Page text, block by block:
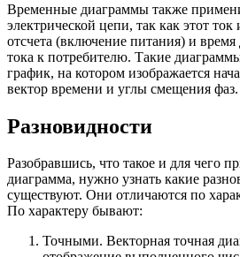
Временные диаграммы также
электрической цепи, так как этот
отсчета (включение питания) и
тока к потребителю. Такие
график, на котором изображается
вектор времени и углы смещения фаз.
Разновидности
Разобравшись, что такое и для чего
диаграмма, нужно узнать какие
существуют. Они отличаются по
По характеру бывают:
Точными. Векторная точная